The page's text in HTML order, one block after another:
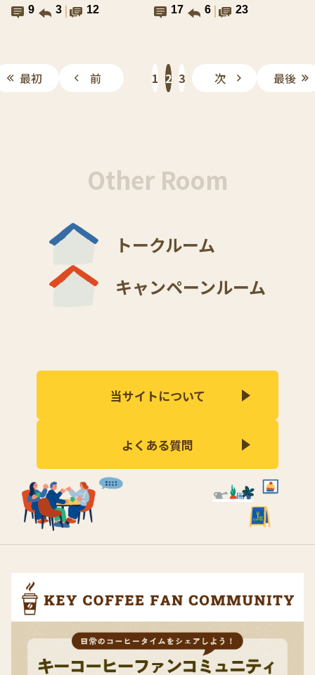
9 3 12 17 6 23
最初 前 1 2 3 次 最後
Other Room
トークルーム
キャンペーンルーム
当サイトについて
よくある質問